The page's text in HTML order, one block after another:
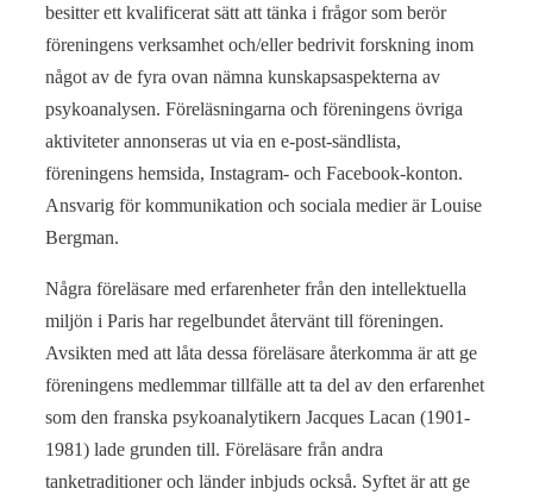
besitter ett kvalificerat sätt att tänka i frågor som berör
föreningens verksamhet och/eller bedrivit forskning inom
något av de fyra ovan nämna kunskapsaspekterna av
psykoanalysen. Föreläsningarna och föreningens övriga
aktiviteter annonseras ut via en e-post-sändlista,
föreningens hemsida, Instagram- och Facebook-konton.
Ansvarig för kommunikation och sociala medier är Louise
Bergman.
Några föreläsare med erfarenheter från den intellektuella
miljön i Paris har regelbundet återvänt till föreningen.
Avsikten med att låta dessa föreläsare återkomma är att ge
föreningens medlemmar tillfälle att ta del av den erfarenhet
som den franska psykoanalytikern Jacques Lacan (1901-
1981) lade grunden till. Föreläsare från andra
tanketraditioner och länder inbjuds också. Syftet är att ge